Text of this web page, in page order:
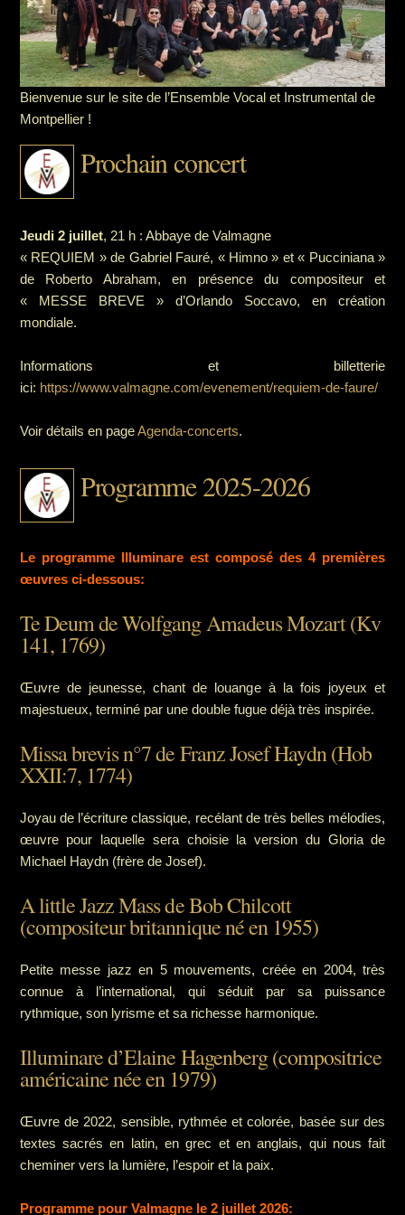
Bienvenue sur le site de l’Ensemble Vocal et Instrumental de
Montpellier !
Prochain concert
Jeudi 2 juillet, 21 h : Abbaye de Valmagne
« REQUIEM » de Gabriel Fauré, « Himno » et « Pucciniana »
de Roberto Abraham, en présence du compositeur et
« MESSE BREVE » d’Orlando Soccavo, en création
mondiale.
Informations et billetterie
ici: https://www.valmagne.com/evenement/requiem-de-faure/
Voir détails en pageAgenda-concerts.
Programme 2025-2026
Le programme Illuminare est composé des 4 premières
œuvres ci-dessous:
Te Deum de Wolfgang Amadeus Mozart (Kv
141, 1769)
Œuvre de jeunesse, chant de louange à la fois joyeux et
majestueux, terminé par une double fugue déjà très inspirée.
Missa brevis n°7 de Franz Josef Haydn (Hob
XXII:7, 1774)
Joyau de l’écriture classique, recélant de très belles mélodies,
œuvre pour laquelle sera choisie la version du Gloria de
Michael Haydn (frère de Josef).
A little Jazz Mass de Bob Chilcott
(compositeur britannique né en 1955)
Petite messe jazz en 5 mouvements, créée en 2004, très
connue à l’international, qui séduit par sa puissance
rythmique, son lyrisme et sa richesse harmonique.
Illuminare d’Elaine Hagenberg (compositrice
américaine née en 1979)
Œuvre de 2022, sensible, rythmée et colorée, basée sur des
textes sacrés en latin, en grec et en anglais, qui nous fait
cheminer vers la lumière, l’espoir et la paix.
Programme pour Valmagne le 2 juillet 2026: